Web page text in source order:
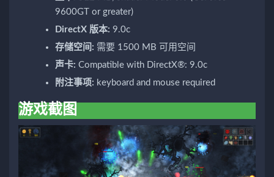
9600GT or greater)
DirectX 版本: 9.0c
存储空间: 需要 1500 MB 可用空间
声卡: Compatible with DirectX®: 9.0c
附注事项: keyboard and mouse required
游戏截图